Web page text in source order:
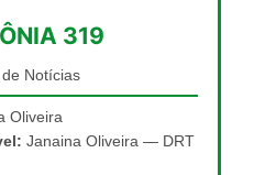
319
Notícias
Oliveira
Janaina Oliveira — DRT